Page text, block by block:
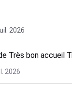
2026
Très bon accueil
2026